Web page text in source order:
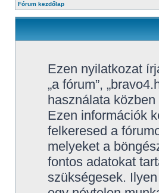
Fórum kezdőlap
Ezen nyilatkozat
„a fórum”,
használata
Ezen információk
felkeresed a
melyeket a
fontos adatokat
szükségesek.